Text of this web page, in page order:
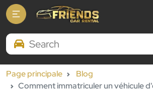
Search Brands
Page principale
Blog
Comment immatriculer un véhicule